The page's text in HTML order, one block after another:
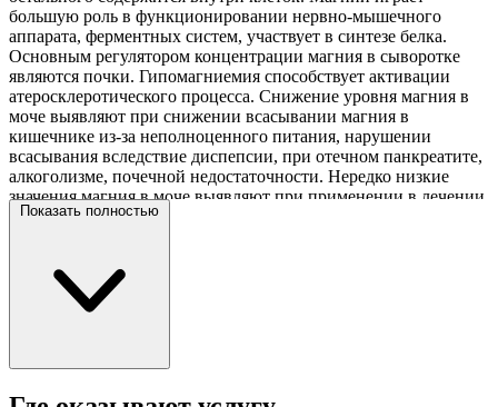
большую роль в функционировании нервно-мышечного
аппарата, ферментных систем, участвует в синтезе белка.
Основным регулятором концентрации магния в сыворотке
являются почки. Гипомагниемия способствует активации
атеросклеротического процесса. Снижение уровня магния в
моче выявляют при снижении всасывании магния в
кишечнике из-за неполноценного питания, нарушении
всасывания вследствие диспепсии, при отечном панкреатите,
алкоголизме, почечной недостаточности. Нередко низкие
значения магния в моче выявляют при применении в лечении
препаратов лития, гипотиреозе, лактацидозе, гепатитах,
диуреза или приема таких препаратов, как петлевые
диуретики, аминогликозиды, циклоспорин. Любые
повреждения канальцев почек приводят к усилению
магния с мочой характерны для синдрома Барттера. Тест
Показать полностью